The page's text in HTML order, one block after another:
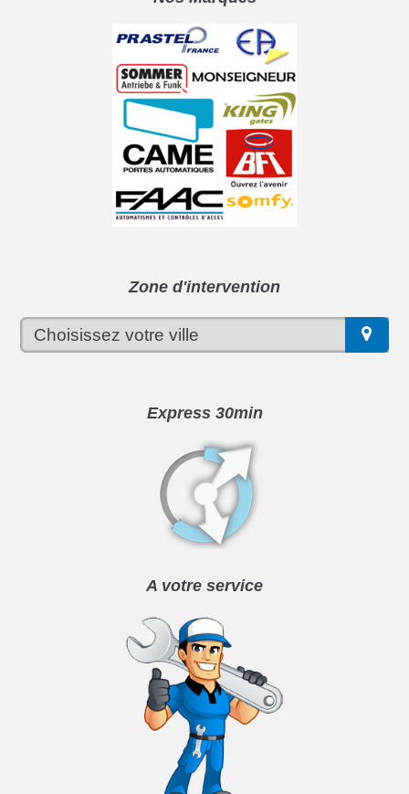
Zone d'intervention
Express 30min
A votre service